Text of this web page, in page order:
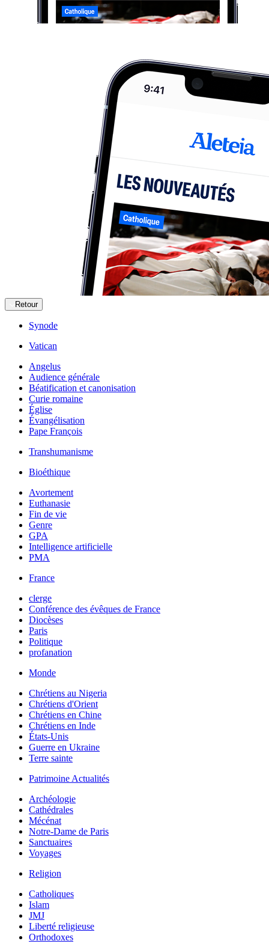
Retour
Synode
Vatican
Angelus
Audience générale
Béatification et canonisation
Curie romaine
Église
Évangélisation
Pape François
Transhumanisme
Bioéthique
Avortement
Euthanasie
Fin de vie
Genre
GPA
Intelligence artificielle
PMA
France
clerge
Conférence des évêques de France
Diocèses
Paris
Politique
profanation
Monde
Chrétiens au Nigeria
Chrétiens d'Orient
Chrétiens en Chine
Chrétiens en Inde
États-Unis
Guerre en Ukraine
Terre sainte
Patrimoine Actualités
Archéologie
Cathédrales
Mécénat
Notre-Dame de Paris
Sanctuaires
Voyages
Religion
Catholiques
Islam
JMJ
Liberté religieuse
Orthodoxes